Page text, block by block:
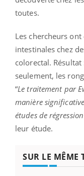
toutes.
Les chercheurs
intestinales chez
colorectal.
seulement, les
“Le traitement par
manière
études de
leur étude.
SUR LE MÊME